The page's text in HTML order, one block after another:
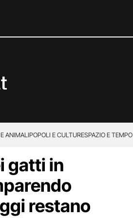
ANIMALIPOPOLI E CULTURESPAZIO E TEMPO
gatti in
restano